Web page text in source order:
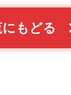
もどる